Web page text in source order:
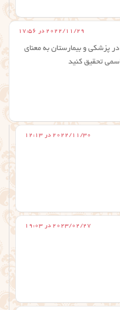
2022/11/29 در 17:56
پزشکی و بیمارستان به معنای
تحقیق کنید
2022/11/30 در 12:13
2023/02/27 در 19:03